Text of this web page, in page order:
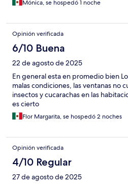
Mónica, se hospedó 1 noche
Opinión verificada
6/10 Buena
22 de agosto de 2025
En general esta en promedio bien
malas condiciones, las ventanas no
insectos y cucarachas en las
es cierto
Flor Margarita, se hospedó 2 noches
Opinión verificada
4/10 Regular
27 de agosto de 2025